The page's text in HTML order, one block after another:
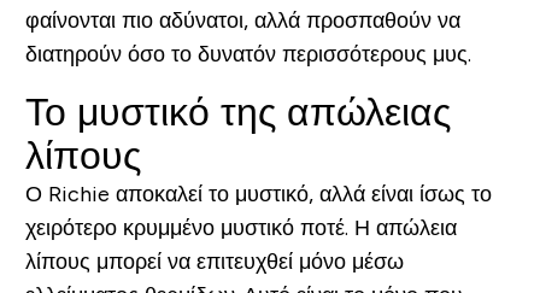
φαίνονται πιο αδύνατοι, αλλά προσπαθούν να
διατηρούν όσο το δυνατόν περισσότερους μυς.
Το μυστικό της απώλειας
λίπους
Ο Richie αποκαλεί το μυστικό, αλλά είναι ίσως το
χειρότερο κρυμμένο μυστικό ποτέ. Η απώλεια
λίπους μπορεί να επιτευχθεί μόνο μέσω